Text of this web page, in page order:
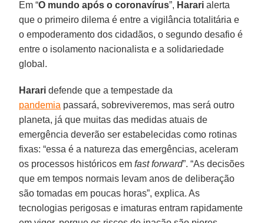
Em “O mundo após o coronavírus”, Harari alerta
que o primeiro dilema é entre a vigilância totalitária e
o empoderamento dos cidadãos, o segundo desafio é
entre o isolamento nacionalista e a solidariedade
global.
Harari defende que a tempestade da
pandemia passará, sobreviveremos, mas será outro
planeta, já que muitas das medidas atuais de
emergência deverão ser estabelecidas como rotinas
fixas: “essa é a natureza das emergências, aceleram
os processos históricos emfast forward”. “As decisões
que em tempos normais levam anos de deliberação
são tomadas em poucas horas”, explica. As
tecnologias perigosas e imaturas entram rapidamente